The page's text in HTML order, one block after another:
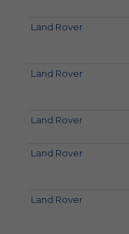
Land Rover
Land Rover
Land Rover
Land Rover
Land Rover